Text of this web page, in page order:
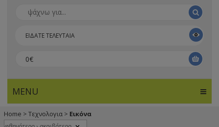
ΕΙΔΑΤΕ ΤΕΛΕΥΤΑΙΑ
0€
MENU
Home > Τεχνολογια > Εικόνα